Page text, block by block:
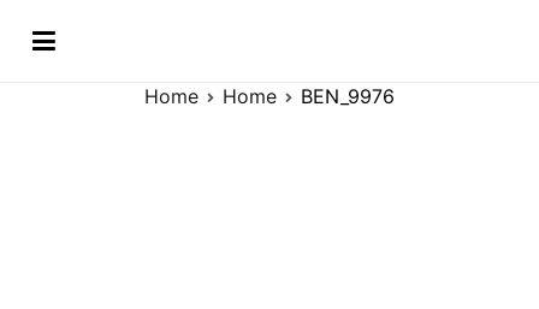
Home Home BEN_9976